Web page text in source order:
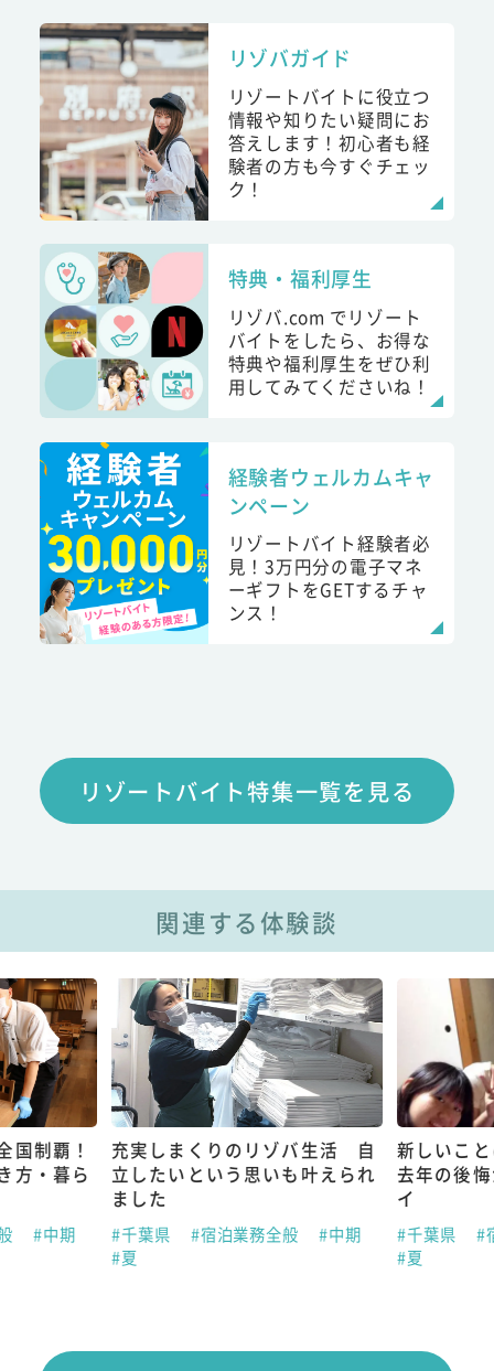
リゾバガイド
リゾートバイトに役立つ
情報や知りたい疑問にお
答えします！初心者も経
験者の方も今すぐチェッ
ク！
特典・福利厚生
リゾバ.com でリゾート
バイトをしたら、お得な
特典や福利厚生をぜひ利
用してみてくださいね！
経験者ウェルカムキャ
ンペーン
リゾートバイト経験者必
見！3万円分の電子マネ
ーギフトをGETするチャ
ンス！
リゾートバイト特集一覧を見る
関連する体験談
国制覇！
方・暮ら
#中期
充実しまくりのリゾバ生活 自
立したいという思いも叶えられ
ました
#千葉県 #宿泊業務全般
#中期
#夏
新しいこ
去年の後
イ
#千葉県
#
#夏